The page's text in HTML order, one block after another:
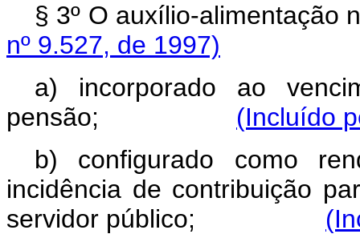
§ 3º O auxílio-
nº 9.527, de 1997)
a) incorporado ao
pensão; (Incluído
b) configurado como
incidência de contribuição
servidor público;